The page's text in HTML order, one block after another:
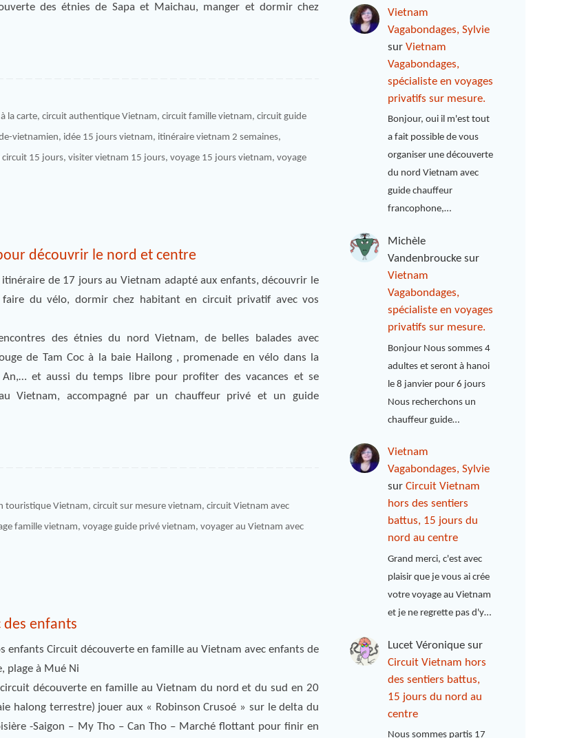
des étnies de Sapa et Maichau, manger et dormir chez
la carte,circuit authentique Vietnam,circuit famille vietnam,circuit guide
vietnamien, idée 15 jours vietnam, itinéraire vietnam 2 semaines,
15 jours, visiter vietnam 15 jours, voyage 15 jours vietnam, voyage
découvrir le nord et centre
de 17 jours au Vietnam adapté aux enfants, découvrir le
faire du vélo, dormir chez habitant en circuit privatif avec vos
des étnies du nord Vietnam, de belles balades avec
de Tam Coc à la baie Hailong , promenade en vélo dans la
An,… et aussi du temps libre pour profiter des vacances et se
Vietnam, accompagné par un chauffeur privé et un guide
touristique Vietnam,circuit sur mesure vietnam,circuit Vietnam avec
famille vietnam, voyage guide privé vietnam, voyager au Vietnam avec
enfants
enfants Circuit découverte en famille au Vietnam avec enfants de
plage à Mué Ni
découverte en famille au Vietnam du nord et du sud en 20
halong terrestre) jouer aux « Robinson Crusoé » sur le delta du
-Saigon – My Tho – Can Tho – Marché flottant pour finir en
Vietnam
Vagabondages, Sylvie
surVietnam
Vagabondages,
spécialiste en voyages
privatifs sur mesure.
Bonjour, oui il m'est tout
a fait possible de vous
organiser une découverte
du nord Vietnam avec
guide chauffeur
francophone,…
Michèle
Vandenbroucke sur
Vietnam
Vagabondages,
spécialiste en voyages
privatifs sur mesure.
Bonjour Nous sommes 4
adultes et seront à hanoi
le 8 janvier pour 6 jours
Nous recherchons un
chauffeur guide…
Vietnam
Vagabondages, Sylvie
surCircuit Vietnam
hors des sentiers
battus, 15 jours du
nord au centre
Grand merci, c'est avec
plaisir que je vous ai crée
votre voyage au Vietnam
et je ne regrette pas d'y…
Lucet Véronique sur
Circuit Vietnam hors
des sentiers battus,
15 jours du nord au
centre
Nous sommes partis 17